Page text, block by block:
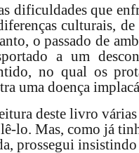
dificuldades que
culturais,
o passado de
a um
no qual os
uma doença
deste livro várias
lo. Mas, como já
prossegui